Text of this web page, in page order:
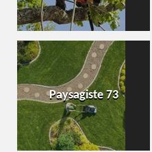
Paysagiste 73